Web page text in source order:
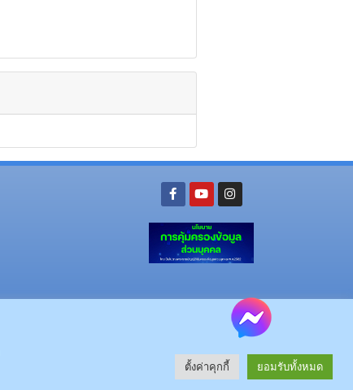
โทรศัพท์ : 043-602-055 โทรสาร : 043-602-044
โทรศัพท์ 043-811128 08-64584360 โทรสาร 043-813070
© 2025 All rights Reserved.
ตั้งค่าคุกกี้ ยอมรับทั้งหมด